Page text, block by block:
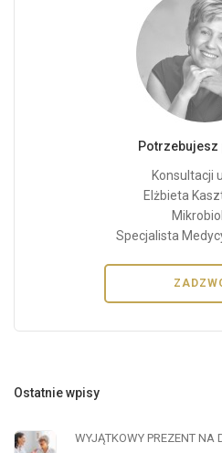
Potrzebujesz
Konsultacji
Elżbieta
Specjalista
Ostatnie wpisy
WYJĄTKOWY PREZENT NA